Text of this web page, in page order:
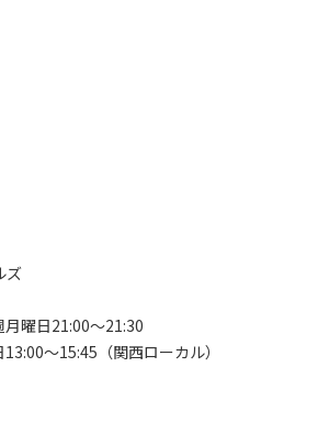
ズ
曜日21:00～21:30
～15:45（関西ローカル）